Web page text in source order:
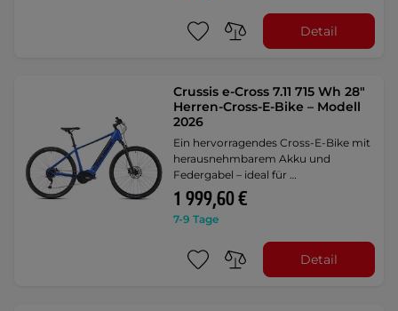
Detail
Crussis e-Cross 7.11 715 Wh 28"
Herren-Cross-E-Bike – Modell
2026
Ein hervorragendes Cross-E-Bike mit
herausnehmbarem Akku und
Federgabel – ideal für …
1 999,60 €
7-9 Tage
Detail